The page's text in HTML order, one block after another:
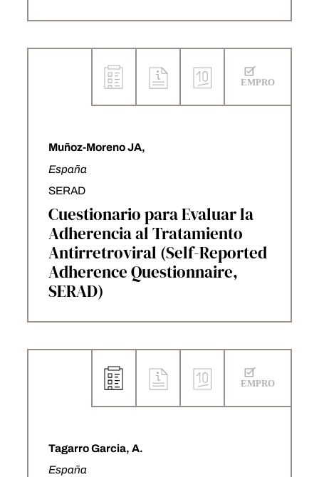
Muñoz-Moreno JA,
España
SERAD
Cuestionario para Evaluar la
Adherencia al Tratamiento
Antirretroviral (Self-Reported
Adherence Questionnaire,
SERAD)
Tagarro Garcia, A.
España